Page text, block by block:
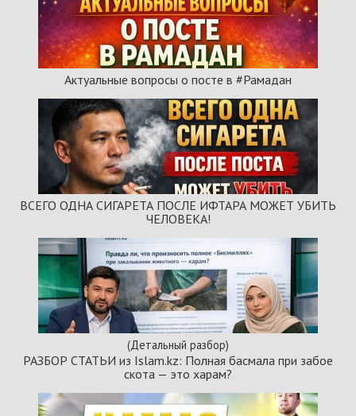
Актуальные вопросы о посте в #Рамадан
ВСЕГО ОДНА СИГАРЕТА ПОСЛЕ ИФТАРА МОЖЕТ УБИТЬ
ЧЕЛОВЕКА!
(Детальный разбор)
РАЗБОР СТАТЬИ из Islam.kz: Полная басмала при забое
скота — это харам?